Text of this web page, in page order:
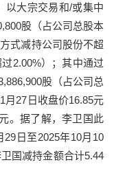
以大宗交易和/或集中
股（占公司总股本
式减持公司股份不超
2.00%）；其中通过
股（占公司总
月27日收盘价16.85元
。据了解，李卫国此
日至2025年10月10
国减持金额合计5.44